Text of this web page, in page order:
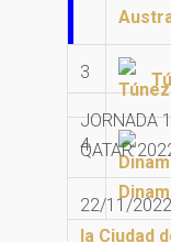
3
4
JORNADA
QATAR
22/11/
la Ciudad